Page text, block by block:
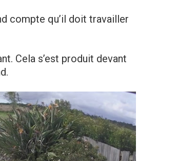
compte qu’il doit travailler
Cela s’est produit devant